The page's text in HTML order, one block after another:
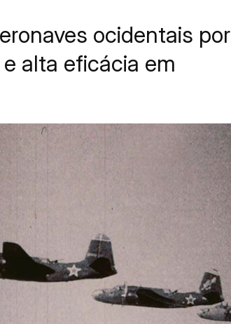
ocidentais por
alta eficácia em